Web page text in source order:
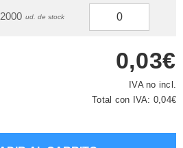
ud. de stock
0,03€
IVA no incl.
Total con IVA: 0,04€